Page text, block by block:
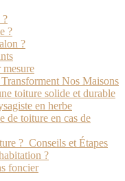
?
?
?
mesure
Nos Maisons
toiture solide et durable
en herbe
de toiture en cas de
? Conseils et Étapes
?
foncier